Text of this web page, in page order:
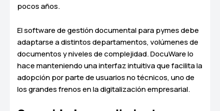
pocos años.
El software de gestión documental para pymes debe
adaptarse a distintos departamentos, volúmenes de
documentos y niveles de complejidad. DocuWare lo
hace manteniendo una interfaz intuitiva que facilita la
adopción por parte de usuarios no técnicos, uno de
los grandes frenos en la digitalización empresarial.